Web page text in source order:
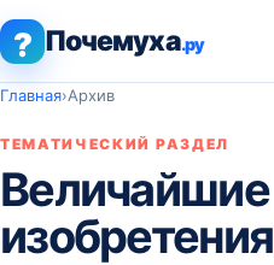
? Почемуха.ру
Главная›Архив
ТЕМАТИЧЕСКИЙ РАЗДЕЛ
Величайшие
изобретения